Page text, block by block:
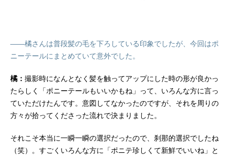
――橘さんは普段髪の毛を下ろしている印象でしたが、今回はポ
ニーテールにまとめていて意外でした。
橘： 撮影時になんとなく髪を触ってアップにした時の形が良かっ
たらしく「ポニーテールもいいかもね」って、いろんな方に言っ
ていただけたんです。意図してなかったのですが、それを周りの
方々が拾ってくださった流れで決まりました。
それこそ本当に一瞬一瞬の選択だったので、刹那的選択でしたね
（笑）。すごくいろんな方に「ポニテ珍しくて新鮮でいいね」と